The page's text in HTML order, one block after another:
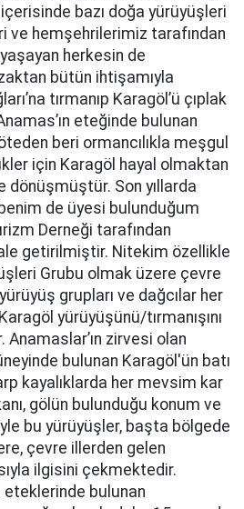
bazı doğa yürüyüşleri
ve hemşehrilerimiz tarafından
herkesin de
bütün ihtişamıyla
tırmanıp Karagöl’ü çıplak
eteğinde bulunan
beri ormancılıkla meşgul
için Karagöl hayal olmaktan
dönüşmüştür. Son yıllarda
benim de üyesi bulunduğum
Derneği tarafından
getirilmiştir. Nitekim özellikle
Grubu olmak üzere çevre
grupları ve dağcılar her
yürüyüşünü/tırmanışını
zirvesi olan
bulunan Karagöl'ün batı
kayalıklarda her mevsim kar
gölün bulunduğu konum ve
bu yürüyüşler, başta bölgede
çevre illerden gelen
ilgisini çekmektedir.
eteklerinde bulunan